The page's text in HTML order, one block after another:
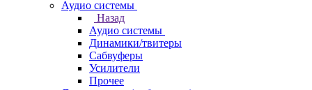
Аудио системы
Назад
Аудио системы
Динамики/твитеры
Сабвуферы
Усилители
Прочее